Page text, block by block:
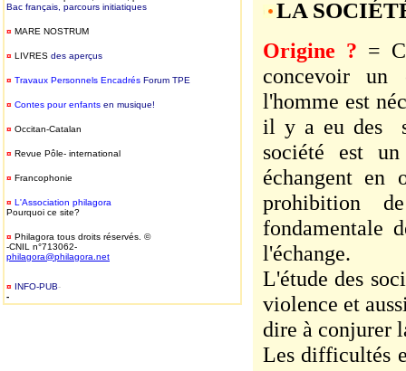
Bac français, parcours initiatiques
¤ MARE NOSTRUM
¤ LIVRES des aperçus
¤ Travaux Personnels Encadrés Forum TPE
¤ Contes pour enfants en musique!
¤ Occitan-Catalan
¤ Revue Pôle- international
¤ Francophonie
¤ L'Association philagora
Pourquoi ce site?
¤ Philagora tous droits réservés. ©
-CNIL n°713062-
philagora@philagora.net
¤ INFO-PUB-
-
LA SOCIÉT
Origine ? =
concevoir un
l'homme est
il y a eu des
société est
échangent en
prohibition
fondamentale
l'échange.
L'étude des
violence et
dire à conjurer
Les difficultés